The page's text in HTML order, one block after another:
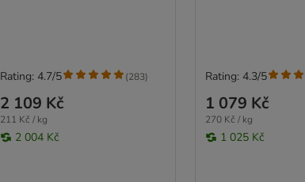
2 109 Kč
211 Kč / kg
2 004 Kč
Rating: 4.7/5 (283)
1 079 Kč
270 Kč / kg
1 025 Kč
Rating: 4.3/5